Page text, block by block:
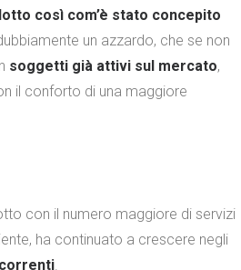
così com’è stato concepito
un azzardo, che se non
soggetti già attivi sul mercato,
il conforto di una maggiore
con il numero maggiore di servizi
ha continuato a crescere negli
.